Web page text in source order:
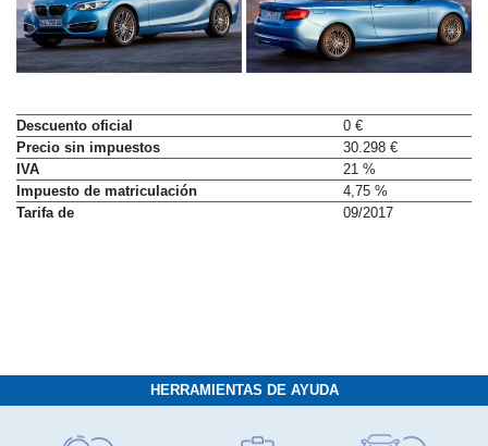
Descuento oficial
0 €
Precio sin impuestos
30.298 €
IVA
21 %
Impuesto de matriculación
4,75 %
HERRAMIENTAS DE AYUDA